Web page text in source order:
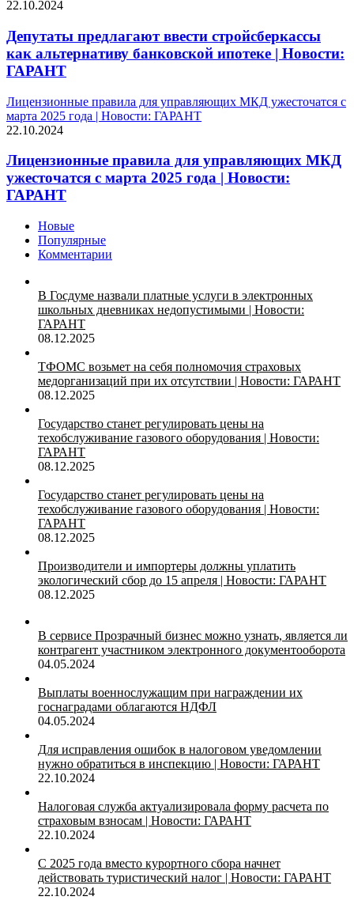
22.10.2024
Депутаты предлагают ввести стройсберкассы
как альтернативу банковской ипотеке | Новости:
ГАРАНТ
Лицензионные правила для управляющих МКД ужесточатся с
марта 2025 года | Новости: ГАРАНТ
22.10.2024
Лицензионные правила для управляющих МКД
ужесточатся с марта 2025 года | Новости:
ГАРАНТ
Новые
Популярные
Комментарии
В Госдуме назвали платные услуги в электронных
школьных дневниках недопустимыми | Новости:
ГАРАНТ
08.12.2025
ТФОМС возьмет на себя полномочия страховых
медорганизаций при их отсутствии | Новости: ГАРАНТ
08.12.2025
Государство станет регулировать цены на
техобслуживание газового оборудования | Новости:
ГАРАНТ
08.12.2025
Государство станет регулировать цены на
техобслуживание газового оборудования | Новости:
ГАРАНТ
08.12.2025
Производители и импортеры должны уплатить
экологический сбор до 15 апреля | Новости: ГАРАНТ
08.12.2025
В сервисе Прозрачный бизнес можно узнать, является ли
контрагент участником электронного документооборота
04.05.2024
Выплаты военнослужащим при награждении их
госнаградами облагаются НДФЛ
04.05.2024
Для исправления ошибок в налоговом уведомлении
нужно обратиться в инспекцию | Новости: ГАРАНТ
22.10.2024
Налоговая служба актуализировала форму расчета по
страховым взносам | Новости: ГАРАНТ
22.10.2024
С 2025 года вместо курортного сбора начнет
действовать туристический налог | Новости: ГАРАНТ
22.10.2024